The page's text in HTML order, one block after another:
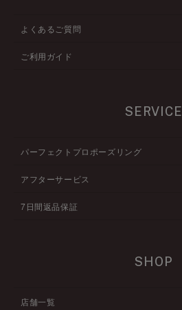
よくあるご質問
ご利用ガイド
SERVICE
パーフェクトプロポーズリング
アフターサービス
7日間返品保証
SHOP
店舗一覧